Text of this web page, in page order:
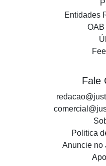
Entidades
OAB
Fale
Politica
Anuncie no